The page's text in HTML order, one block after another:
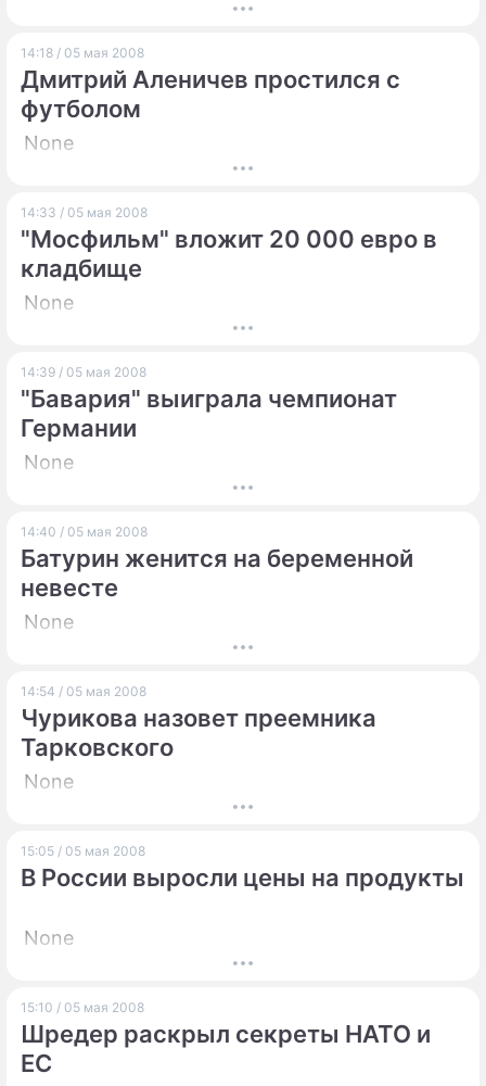
14:18 / 05 мая 2008
Дмитрий Аленичев простился с
футболом
None
14:33 / 05 мая 2008
"Мосфильм" вложит 20 000 евро в
кладбище
None
14:39 / 05 мая 2008
"Бавария" выиграла чемпионат
Германии
None
14:40 / 05 мая 2008
Батурин женится на беременной
невесте
None
14:54 / 05 мая 2008
Чурикова назовет преемника
Тарковского
None
15:05 / 05 мая 2008
В России выросли цены на продукты
None
15:10 / 05 мая 2008
Шредер раскрыл секреты НАТО и
ЕС